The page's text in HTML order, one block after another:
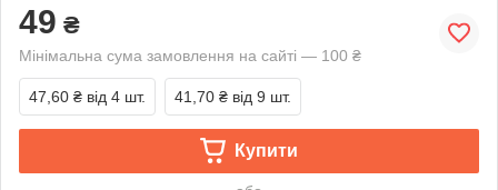
49 ₴
Мінімальна сума замовлення на сайті — 100 ₴
47,60 ₴ від 4 шт. 41,70 ₴ від 9 шт.
Купити